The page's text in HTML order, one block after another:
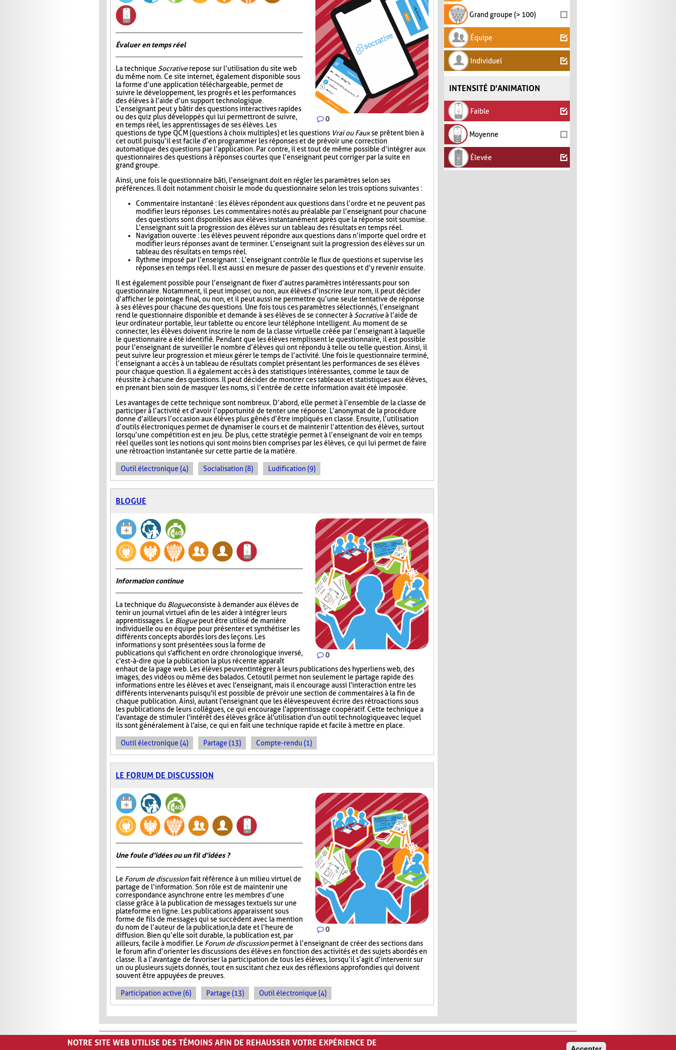
Grand groupe (> 100)
Équipe
Individuel
INTENSITÉ D'ANIMATION
Faible
Moyenne
Élevée
0
Évaluer en temps réel
La technique Socrativerepose sur l’utilisation du site web
du même nom. Ce site internet, également disponible sous
la forme d’une application téléchargeable, permet de
suivre le développement, les progrès et les performances
des élèves à l’aide d’un support technologique.
L’enseignant peut y bâtir des questions interactives rapides
ou des quiz plus développés qui lui permettront de suivre,
en temps réel, les apprentissages de ses élèves. Les
questions de type QCM (questions à choix multiples) et les questions Vrai ou Fauxse prêtent bien à
cet outil puisqu’il est facile d’en programmer les réponses et de prévoir une correction
automatique des questions par l’application. Par contre, il est tout de même possible d’intégrer aux
questionnaires des questions à réponses courtes que l’enseignant peut corriger par la suite en
grand groupe.
Ainsi, une fois le questionnaire bâti, l’enseignant doit en régler les paramètres selon ses
préférences. Il doit notamment choisir le mode du questionnaire selon les trois options suivantes :
Commentaire instantané : les élèves répondent aux questions dans l’ordre et ne peuvent pas
modifier leurs réponses. Les commentaires notés au préalable par l’enseignant pour chacune
des questions sont disponibles aux élèves instantanément après que la réponse soit soumise.
L’enseignant suit la progression des élèves sur un tableau des résultats en temps réel.
Navigation ouverte : les élèves peuvent répondre aux questions dans n’importe quel ordre et
modifier leurs réponses avant de terminer. L’enseignant suit la progression des élèves sur un
tableau des résultats en temps réel.
Rythme imposé par l’enseignant : L’enseignant contrôle le flux de questions et supervise les
réponses en temps réel. Il est aussi en mesure de passer des questions et d’y revenir ensuite.
Il est également possible pour l’enseignant de fixer d’autres paramètres intéressants pour son
questionnaire. Notamment, il peut imposer, ou non, aux élèves d’inscrire leur nom, il peut décider
d’afficher le pointage final, ou non, et il peut aussi ne permettre qu’une seule tentative de réponse
à ses élèves pour chacune des questions. Une fois tous ces paramètres sélectionnés, l’enseignant
rend le questionnaire disponible et demande à ses élèves de se connecter àSocrativeà l’aide de
leur ordinateur portable, leur tablette ou encore leur téléphone intelligent. Au moment de se
connecter, les élèves doivent inscrire le nom de la classe virtuelle créée par l’enseignant à laquelle
le questionnaire a été identifié. Pendant que les élèves remplissent le questionnaire, il est possible
pour l’enseignant de surveiller le nombre d’élèves qui ont répondu à telle ou telle question. Ainsi, il
peut suivre leur progression et mieux gérer le temps de l’activité. Une fois le questionnaire terminé,
l’enseignant a accès à un tableau de résultats complet présentant les performances de ses élèves
pour chaque question. Il a également accès à des statistiques intéressantes, comme le taux de
réussite à chacune des questions. Il peut décider de montrer ces tableaux et statistiques aux élèves,
en prenant bien soin de masquer les noms, si l’entrée de cette information avait été imposée.
Les avantages de cette technique sont nombreux. D’abord, elle permet à l’ensemble de la classe de
participer à l’activité et d’avoir l’opportunité de tenter une réponse. L’anonymat de la procédure
donne d’ailleurs l’occasion aux élèves plus gênés d’être impliqués en classe. Ensuite, l’utilisation
d’outils électroniques permet de dynamiser le cours et de maintenir l’attention des élèves, surtout
lorsqu’une compétition est en jeu. De plus, cette stratégie permet à l’enseignant de voir en temps
réel quelles sont les notions qui sont moins bien comprises par les élèves, ce qui lui permet de faire
une rétroaction instantanée sur cette partie de la matière.
Outil électronique (4) Socialisation (8) Ludification (9)
BLOGUE
0
Information continue
La technique du Blogueconsiste à demander aux élèves de
tenir un journal virtuel afin de les aider à intégrer leurs
apprentissages. Le Bloguepeut être utilisé de manière
individuelle ou en équipe pour présenter et synthétiser les
différents concepts abordés lors des leçons. Les
informations y sont présentées sous la forme de
publications qui s'affichent en ordre chronologique inversé,
c'est-à-dire que la publication la plus récente apparaît
en haut de la page web. Les élèves peuvent intégrer à leurs publications des hyperliens web, des
images, des vidéos ou même des balados. Cet outil permet non seulement le partage rapide des
informations entre les élèves et avec l'enseignant, mais il encourage aussi l'interaction entre les
différents intervenants puisqu'il est possible de prévoir une section de commentaires à la fin de
chaque publication. Ainsi, autant l'enseignant que les élèves peuvent écrire des rétroactions sous
les publications de leurs collègues, ce qui encourage l'apprentissage coopératif. Cette technique a
l'avantage de stimuler l'intérêt des élèves grâce à l'utilisation d'un outil technologique avec lequel
ils sont généralement à l'aise, ce qui en fait une technique rapide et facile à mettre en place.
Outil électronique (4) Partage (13) Compte-rendu (1)
LE FORUM DE DISCUSSION
0
Une foule d’idées ou un fil d’idées ?
Le Forum de discussionfait référence à un milieu virtuel de
partage de l’information. Son rôle est de maintenir une
correspondance asynchrone entre les membres d’une
classe grâce à la publication de messages textuels sur une
plateforme en ligne. Les publications apparaissent sous
forme de fils de messages qui se succèdent avec la mention
du nom de l’auteur de la publication, la date et l’heure de
diffusion. Bien qu’elle soit durable, la publication est, par
ailleurs, facile à modifier. Le Forum de discussionpermet à l’enseignant de créer des sections dans
le forum afin d’orienter les discussions des élèves en fonction des activités et des sujets abordés en
classe. Il a l’avantage de favoriser la participation de tous les élèves, lorsqu’il s’agit d’intervenir sur
un ou plusieurs sujets donnés, tout en suscitant chez eux des réflexions approfondies qui doivent
souvent être appuyées de preuves.
Participation active (6) Partage (13) Outil électronique (4)
NOTRE SITE WEB UTILISE DES TÉMOINS AFIN DE REHAUSSER VOTRE EXPÉRIENCE DE